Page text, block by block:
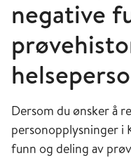
negative
Dersom du ønsker å
personopplysninger
funn og deling av